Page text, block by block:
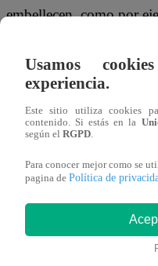
embellecen, como por
necesaria para proteger
complemento, lo ideal
tratamiento facial.
“Por ejemplo, a mí,
características:
el SPF
Usamos
experiencia.
Este sitio utiliza cookies
contenido. Si estás en la
según el RGPD.
Para conocer mejor como se
pagina de Política de